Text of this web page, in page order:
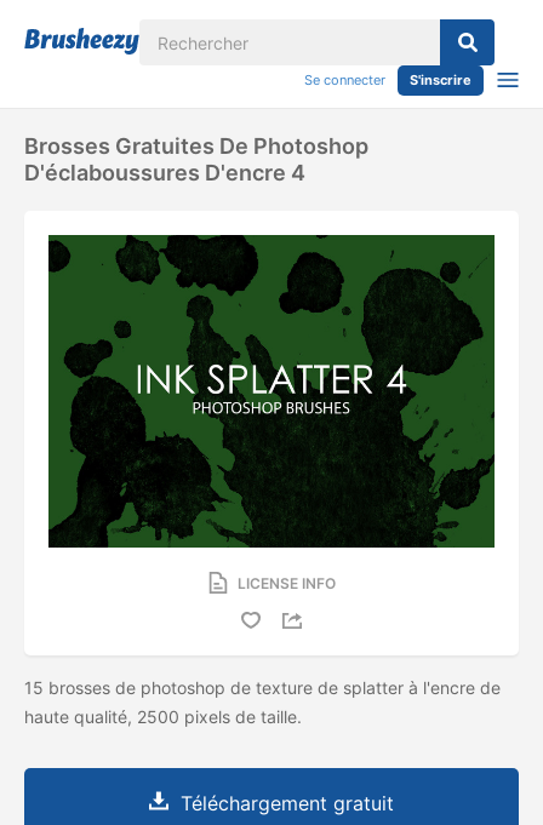
Se connecter S'inscrire
Brosses Gratuites De Photoshop
D'éclaboussures D'encre 4
LICENSE INFO
15 brosses de photoshop de texture de splatter à l'encre de
haute qualité, 2500 pixels de taille.
Téléchargement gratuit